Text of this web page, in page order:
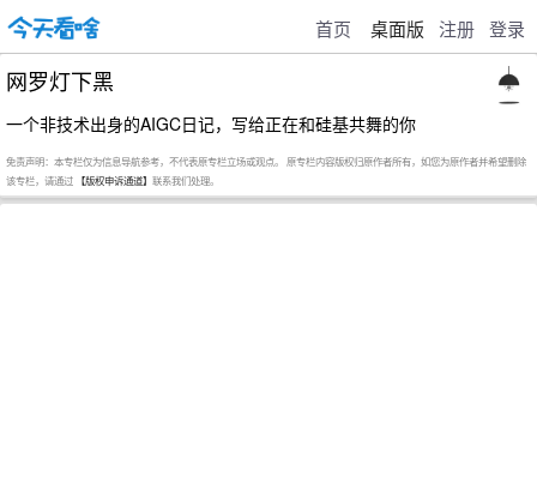
首页 桌面版 注册 登录
网罗灯下黑
一个非技术出身的AIGC日记，写给正在和硅基共舞的你
免责声明：本专栏仅为信息导航参考，不代表原专栏立场或观点。 原专栏内容版权归原作者所有，如您为原作者并希望删除
该专栏，请通过 【版权申诉通道】 联系我们处理。